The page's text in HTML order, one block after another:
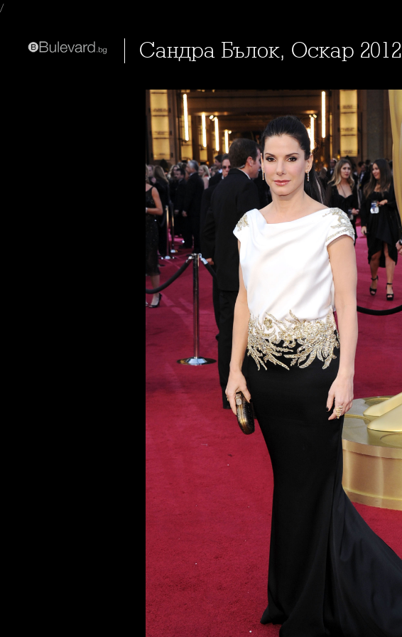
/
Сандра Бълок, Оскар 2012